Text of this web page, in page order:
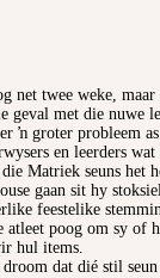
net twee weke,
met die
ŉ groter probleem
en leerders
Matriek seuns
gaan sit hy
feestelike
poog om sy of
hul items.
dat dié stil